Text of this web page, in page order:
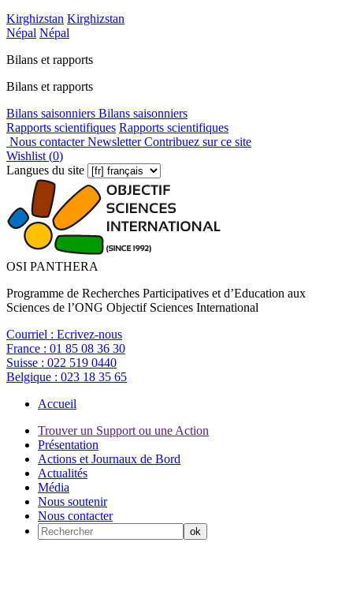
Kirghizstan Kirghizstan
Népal Népal
Bilans et rapports
Bilans et rapports
Bilans saisonniers Bilans saisonniers
Rapports scientifiques Rapports scientifiques
Nous contacterNewsletterContribuez sur ce site
Wishlist (0)
Langues du site
OSI PANTHERA
Programme de Recherches Participatives et d’Education aux
Sciences de l’ONG Objectif Sciences International
Courriel : Ecrivez-nous
France : 01 85 08 36 30
Suisse : 022 519 0440
Belgique : 023 18 35 65
Accueil
Trouver un Support ou une Action
Présentation
Actions et Journaux de Bord
Actualités
Média
Nous soutenir
Nous contacter